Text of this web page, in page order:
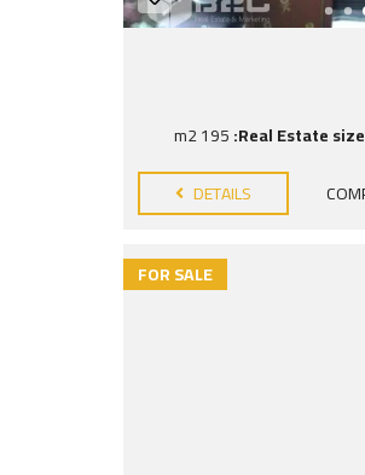
Real Estate size:
195 m2
DETAILS
FOR SALE